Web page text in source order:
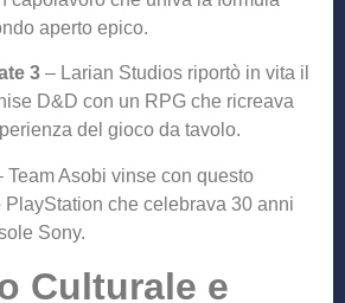
aperto epico.
3 – Larian Studios riportò in vita il
D&D con un RPG che ricreava
del gioco da tavolo.
Team Asobi vinse con questo
PlayStation che celebrava 30 anni
Sony.
Culturale e